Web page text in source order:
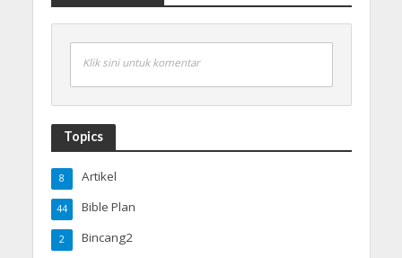
Klik sini untuk komentar
Topics
Artikel
8
Bible Plan
44
Bincang2
2